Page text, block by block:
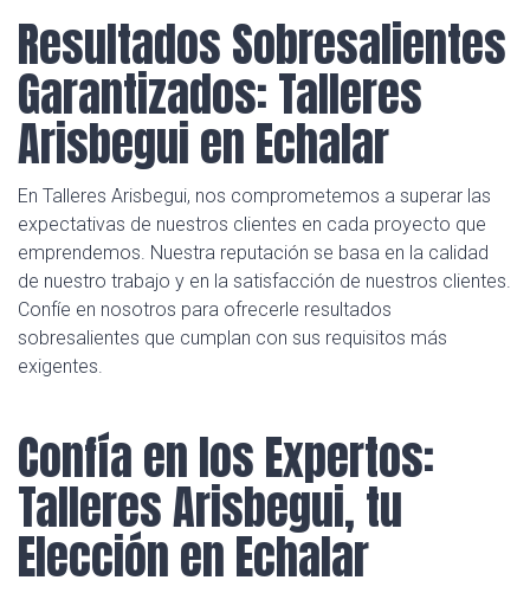
Resultados Sobresalientes
Garantizados: Talleres
Arisbegui en Echalar
En Talleres Arisbegui, nos comprometemos a superar las
expectativas de nuestros clientes en cada proyecto que
emprendemos. Nuestra reputación se basa en la calidad
de nuestro trabajo y en la satisfacción de nuestros clientes.
Confíe en nosotros para ofrecerle resultados
sobresalientes que cumplan con sus requisitos más
exigentes.
Confía en los Expertos:
Talleres Arisbegui, tu
Elección en Echalar